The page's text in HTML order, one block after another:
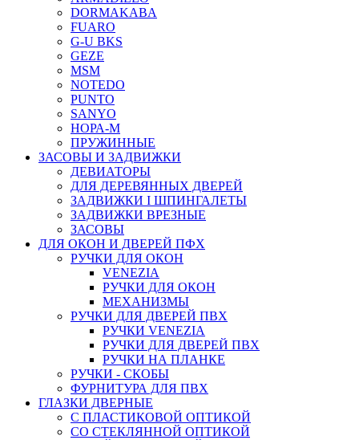
DORMAKABA
FUARO
G-U BKS
GEZE
MSM
NOTEDO
PUNTO
SANYO
НОРА-М
ПРУЖИННЫЕ
ЗАСОВЫ И ЗАДВИЖКИ
ДЕВИАТОРЫ
ДЛЯ ДЕРЕВЯННЫХ ДВЕРЕЙ
ЗАДВИЖКИ I ШПИНГАЛЕТЫ
ЗАДВИЖКИ ВРЕЗНЫЕ
ЗАСОВЫ
ДЛЯ ОКОН И ДВЕРЕЙ ПФХ
РУЧКИ ДЛЯ ОКОН
VENEZIA
РУЧКИ ДЛЯ ОКОН
МЕХАНИЗМЫ
РУЧКИ ДЛЯ ДВЕРЕЙ ПВХ
РУЧКИ VENEZIA
РУЧКИ ДЛЯ ДВЕРЕЙ ПВХ
РУЧКИ НА ПЛАНКЕ
РУЧКИ - СКОБЫ
ФУРНИТУРА ДЛЯ ПВХ
ГЛАЗКИ ДВЕРНЫЕ
С ПЛАСТИКОВОЙ ОПТИКОЙ
СО СТЕКЛЯННОЙ ОПТИКОЙ